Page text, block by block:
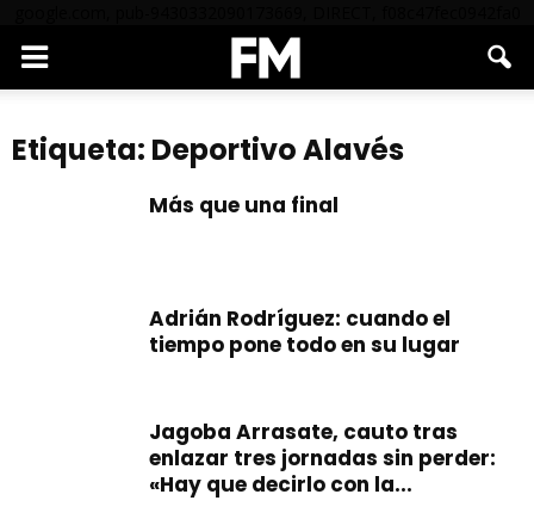
Etiqueta: Deportivo Alavés
Más que una final
Adrián Rodríguez: cuando el
tiempo pone todo en su lugar
Jagoba Arrasate, cauto tras
enlazar tres jornadas sin perder:
«Hay que decirlo con la...